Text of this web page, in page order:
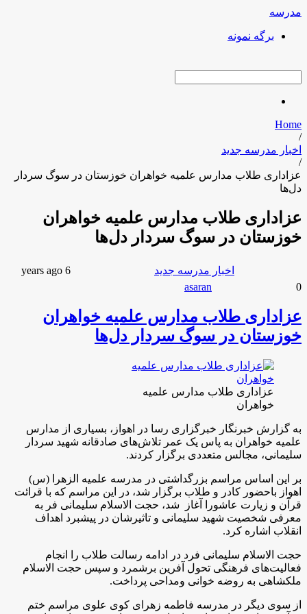
مدرسه
برگه نمونه
Home
/
اخبار مدرسه جدید
/
عزاداری طلاب مدارس علمیه خواهران خوزستان در سوگ سردار
دل‌ها
عزاداری طلاب مدارس علمیه خواهران
خوزستان در سوگ سردار دل‌ها
اخبار مدرسه جدید access_time
6 years ago
chat_bubble0
عزاداری طلاب مدارس علمیه خواهران
خوزستان در سوگ سردار دل‌ها
عزاداری طلاب مدارس علمیه
خواهران
علمیه خواهران به پاس یک عمر تلاش‌های صادقانه شهید سردار
سلیمانی، مجالس متعددی برگزار کردند.
اهواز باحضور کادر و طلاب برگزار شد، در این مراسم که با قرائت
قرآن و زیارت عاشورا آغاز شد، حجت الاسلام سلیمانی فر به
معرفی شخصیت شهید سلیمانی و تاثیرشان در پیشبرد اهداف
انقلاب اشاره کرد.
فعالیت‌های فرهنگی تحول آفرین برشمرد و سپس حجت الاسلام
ملکشاهی به روضه خوانی ومداحی پرداخت.
قرآن و زیارت عاشورا همراه با مرثیه سرایی و سخنرانی خانم